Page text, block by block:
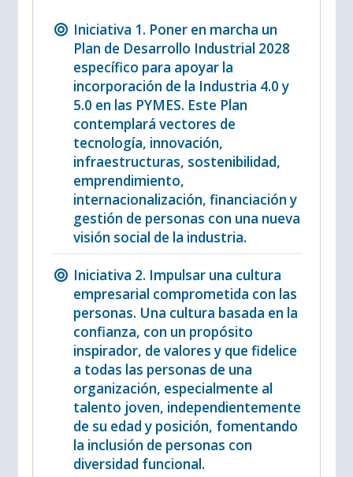
Iniciativa 1. Poner en marcha un
Plan de Desarrollo Industrial 2028
específico para apoyar la
incorporación de la Industria 4.0 y
5.0 en las PYMES. Este Plan
contemplará vectores de
tecnología, innovación,
infraestructuras, sostenibilidad,
emprendimiento,
internacionalización, financiación y
gestión de personas con una nueva
visión social de la industria.
Iniciativa 2. Impulsar una cultura
empresarial comprometida con las
personas. Una cultura basada en la
confianza, con un propósito
inspirador, de valores y que fidelice
a todas las personas de una
organización, especialmente al
talento joven, independientemente
de su edad y posición, fomentando
la inclusión de personas con
diversidad funcional.